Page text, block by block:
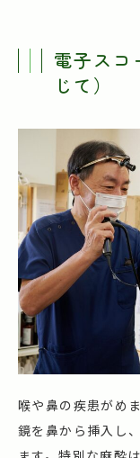
電子スコ
じて）
喉や鼻の疾患がめ
鏡を鼻から挿入し